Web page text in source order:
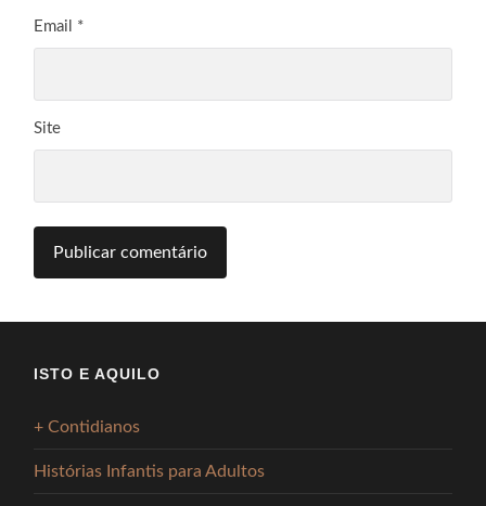
Email *
Site
ISTO E AQUILO
+ Contidianos
Histórias Infantis para Adultos